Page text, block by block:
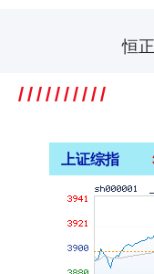
恒
上证综指